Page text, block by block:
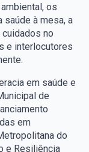
os
saúde à mesa, a
no
e interlocutores
em saúde e
de
em
do
e Resiliência